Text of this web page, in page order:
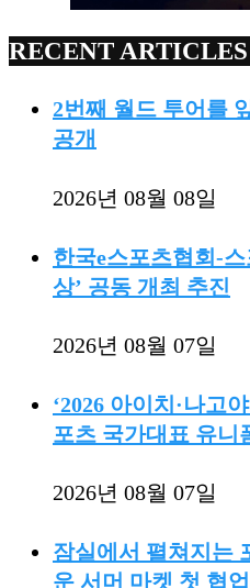
RECENT ARTICLES
2번째 월드 투어를
공개
2026년 08월 08일
한국e스포츠협회-
상’ 공동 개최 추진
2026년 08월 07일
‘2026 아이치·나고
포츠 국가대표 유니
2026년 08월 07일
잠실에서 펼쳐지는
운 서머 마켓 첫 협